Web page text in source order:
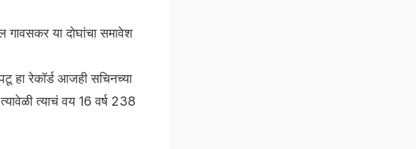
या दोघांचा समावेश
हा रेकॉर्ड आजही सचिनच्या
त्याचं वय 16 वर्ष 238